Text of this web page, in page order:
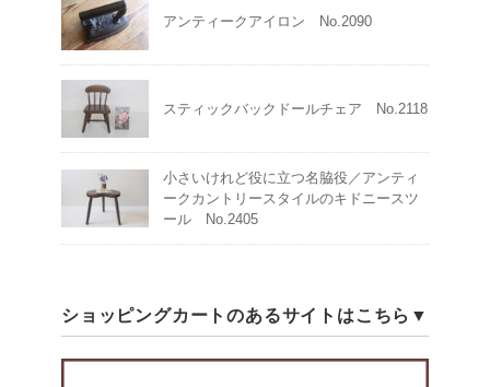
アンティークアイロン No.2090
スティックバックドールチェア No.2118
小さいけれど役に立つ名脇役／アンティ
ークカントリースタイルのキドニースツ
ール No.2405
ショッピングカートのあるサイトはこちら▼